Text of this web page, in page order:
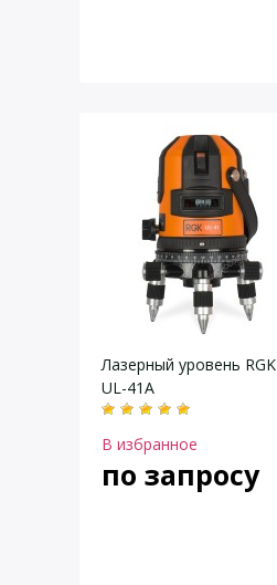
Лазерный уровень RGK
UL-41A
В избранное
по запросу